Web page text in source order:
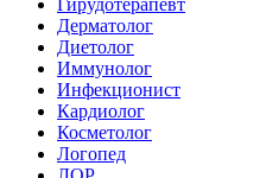
Гирудотерапевт
Дерматолог
Диетолог
Иммунолог
Инфекционист
Кардиолог
Косметолог
Логопед